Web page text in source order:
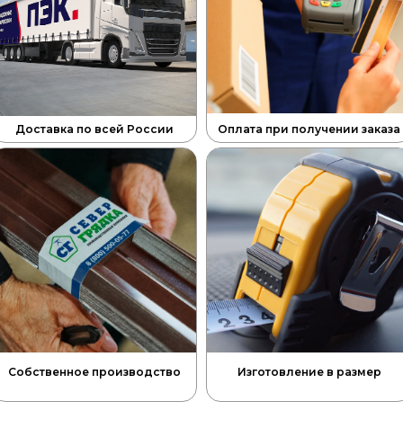
Доставка по всей России Оплата при получении заказа
Собственное производство Изготовление в размер